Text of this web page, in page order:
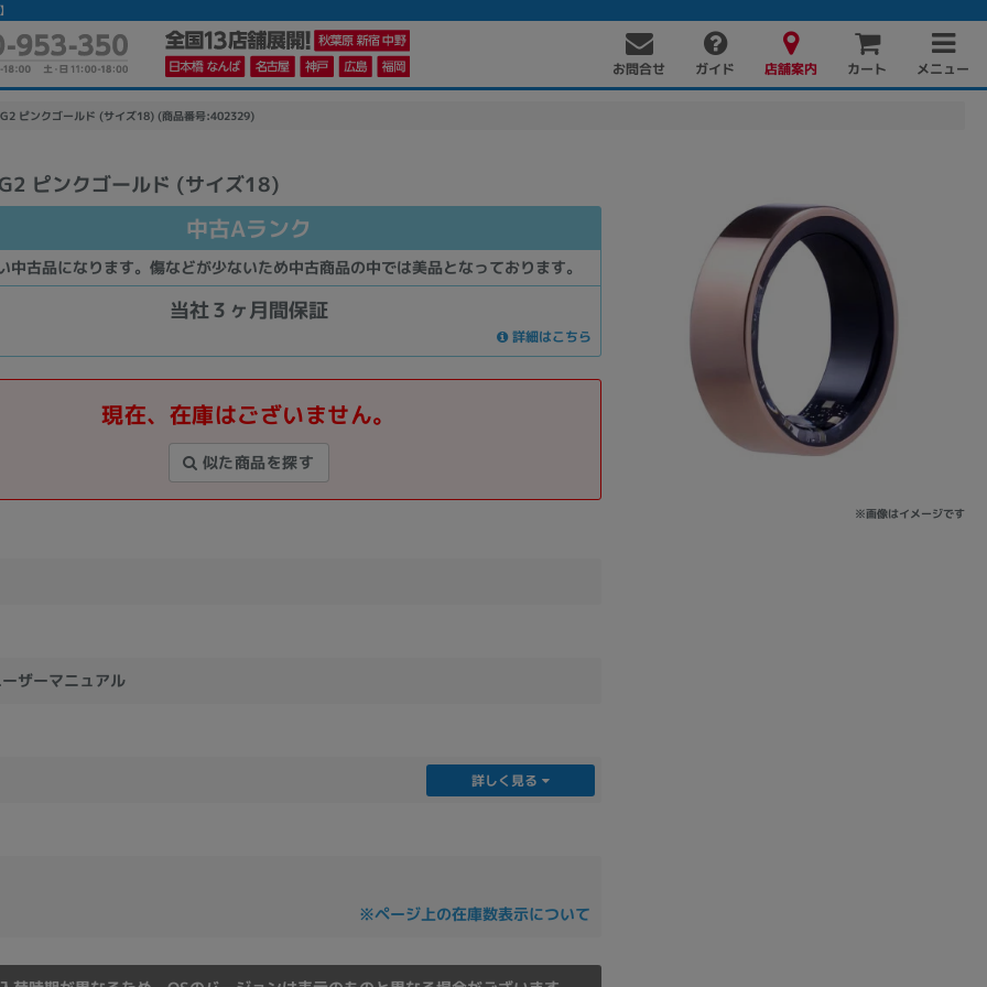
お問合せ ガイド 店舗案内 カート メニュー
ピンクゴールド (サイズ18) (商品番号:402329)
ピンクゴールド (サイズ18)
※画像はイメージです
中古Aランク
中古品になります。傷などが少ないため中古商品の中では美品となっております。
当社３ヶ月間保証
詳細はこちら
現在、在庫はございません。
似た商品を探す
ザーマニュアル
詳しく見る
※ページ上の在庫数表示について
かんたんパソコン検索に切り替える
カテゴリー
商品ジャンルの絞り込み
PC周辺機器
メーカー
ク Cランク Apple M1 Apple M2 Ryzen 9 Ryzen 7 Ryzen 5